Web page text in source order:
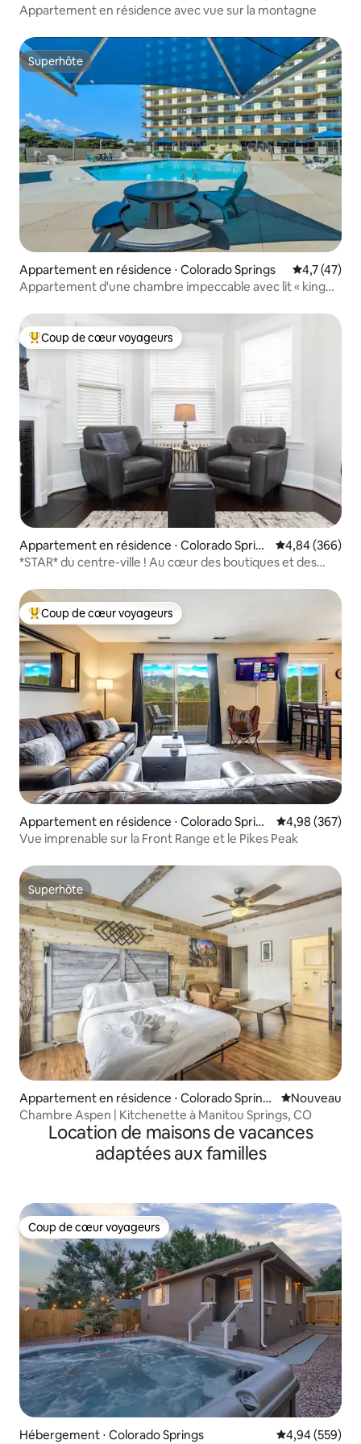
Appartement en résidence avec vue sur la montagne
Superhôte
Superhôte
Appartement en résidence ⋅ Colorado Springs Évaluation
4,7 (47)
Appartement d'une chambre impeccable avec lit « king
Coups de cœur voyageurs les plus appréciés
Coup de cœur voyageurs
Appartement en résidence ⋅ Colorado Sprin
gs
Évaluation
4,84 (366)
*STAR* du centre-ville ! Au cœur des boutiques et des
Coups de cœur voyageurs les plus appréciés
Coup de cœur voyageurs
Appartement en résidence ⋅ Colorado Spring
s
Évaluation
4,98 (367)
Vue imprenable sur la Front Range et le Pikes Peak
Superhôte
Superhôte
Appartement en résidence ⋅ Colorado Spring
s
Nouvel
Nouveau
Chambre Aspen | Kitchenette à Manitou Springs, CO
Location de maisons de vacances
adaptées aux familles
Coup de cœur voyageurs
Coup de cœur voyageurs
Hébergement ⋅ Colorado Springs Évaluation
4,94 (559)